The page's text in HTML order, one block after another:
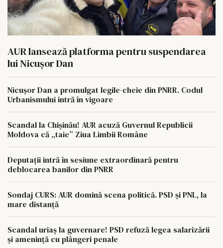
AUR lansează platforma pentru suspendarea
lui Nicușor Dan
Nicușor Dan a promulgat legile-cheie din PNRR. Codul
Urbanismului intră în vigoare
Scandal la Chișinău! AUR acuză Guvernul Republicii
Moldova că „taie” Ziua Limbii Române
Deputații intră în sesiune extraordinară pentru
deblocarea banilor din PNRR
Sondaj CURS: AUR domină scena politică. PSD și PNL, la
mare distanță
Scandal uriaș la guvernare! PSD refuză legea salarizării
și amenință cu plângeri penale